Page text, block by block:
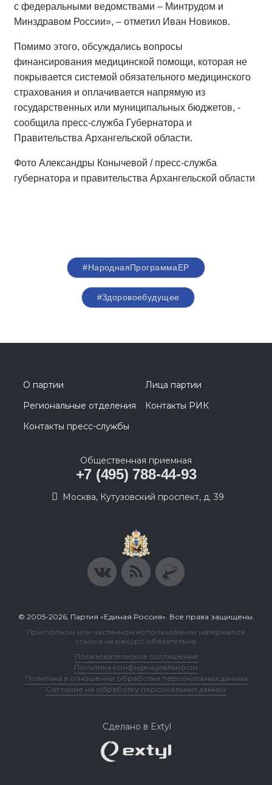
с федеральными ведомствами – Минтрудом и
Минздравом России», – отметил Иван Новиков.
Помимо этого, обсуждались вопросы
финансирования медицинской помощи, которая не
покрывается системой обязательного медицинского
страхования и оплачивается напрямую из
государственных или муниципальных бюджетов, -
сообщила пресс-служба Губернатора и
Правительства Архангельской области.
Фото Александры Конычевой / пресс-служба
губернатора и правительства Архангельской области
#НароднаяПрограммаЕР
#Здоровоебудущее
О партии
Лица партии
Региональные отделения
Контакты РИК
Контакты пресс-службы
Общественная приемная
+7 (495) 788-44-93
Москва, Кутузовский проспект, д. 39
© 2005-2026, Партия «Единая Россия». Все права защищены.
При полном или частичном использовании материалов
ссылка на ресурс обязательна.
Пользовательское соглашение
Политика конфиденциальности
Политика в отношении обработки персональных данных
Согласие на обработку персональных данных
Сделано в Extyl